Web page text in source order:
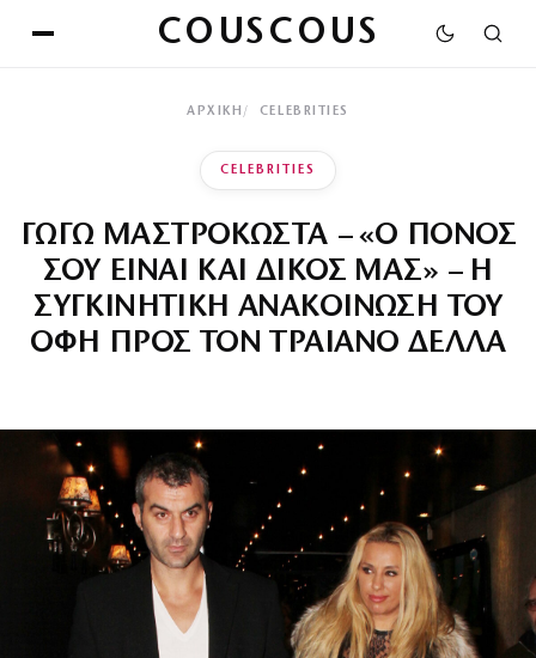
COUSCOUS
ΑΡΧΙΚΉ CELEBRITIES
CELEBRITIES
ΓΩΓΩ ΜΑΣΤΡΟΚΩΣΤΑ – «Ο ΠΟΝΟΣ
ΣΟΥ ΕΙΝΑΙ ΚΑΙ ΔΙΚΟΣ ΜΑΣ» – Η
ΣΥΓΚΙΝΗΤΙΚΗ ΑΝΑΚΟΙΝΩΣΗ ΤΟΥ
ΟΦΗ ΠΡΟΣ ΤΟΝ ΤΡΑΙΑΝΟ ΔΕΛΛΑ